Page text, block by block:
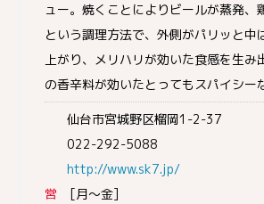
ュー。焼くことによりビールが蒸発、
という調理方法で、外側がパリッと中
上がり、メリハリが効いた食感を生
の香辛料が効いたとってもスパイシー
仙台市宮城野区榴岡1-2-37
022-292-5088
http://www.sk7.jp/
営 [月～金]